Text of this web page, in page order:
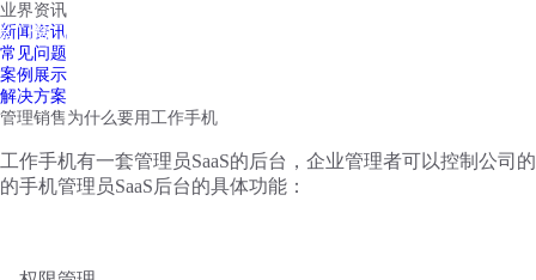
红鹰工作手机
业界资讯
新闻资讯
常见问题
案例展示
解决方案
管理销售为什么要用工作手机
工作手机有一套管理员SaaS的后台，企业管理者可以控制公司
的手机管理员SaaS后台的具体功能：